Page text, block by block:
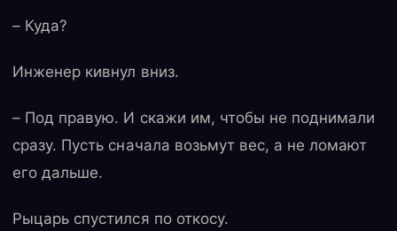
– Куда?
Инженер кивнул вниз.
– Под правую. И скажи им, чтобы не поднимали
сразу. Пусть сначала возьмут вес, а не ломают
его дальше.
Рыцарь спустился по откосу.